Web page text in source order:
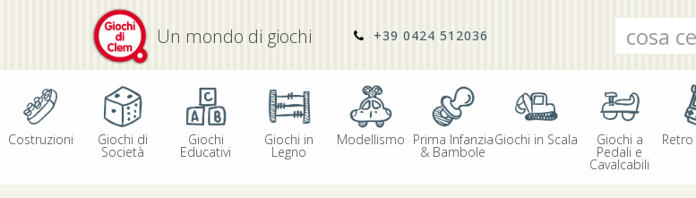
Un mondo di giochi +39 0424 512036
Costruzioni Giochi di
Società
Giochi
Educativi
Giochi in
Legno
Modellismo Prima Infanzia
& Bambole
Giochi in Scala Giochi a
Pedali e
Cavalcabili